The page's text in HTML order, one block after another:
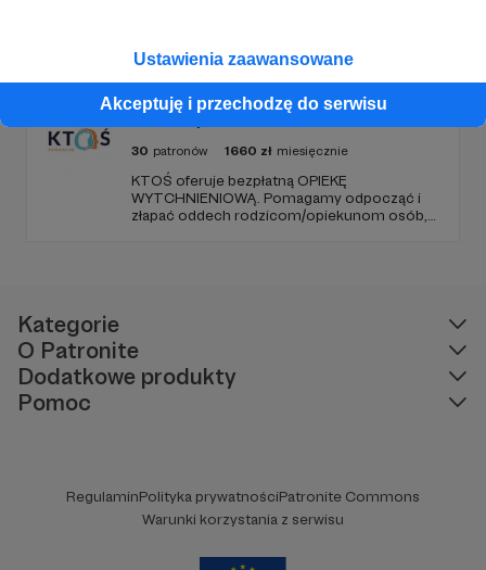
Ustawienia zaawansowane
Akceptuję i przechodzę do serwisu
anonimowo pomoc online dla osób w
samobójczej, w żałobie i dla osób, które chcą
pomóc.
Fundacja KTOŚ
30 patronów 1660 zł miesięcznie
KTOŚ oferuje bezpłatną OPIEKĘ
WYTCHNIENIOWĄ. Pomagamy odpocząć i
złapać oddech rodzicom/opiekunom osób,
Kategorie
O Patronite
Dodatkowe produkty
Pomoc
RegulaminPolityka prywatnościPatronite Commons
Warunki korzystania z serwisu